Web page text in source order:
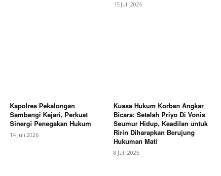
15 Juli 2026
Kapolres Pekalongan
Sambangi Kejari, Perkuat
Sinergi Penegakan Hukum
14 Juli 2026
Kuasa Hukum Korban Angkar
Bicara: Setelah Priyo Di Vonis
Seumur Hidup, Keadilan untuk
Ririn Diharapkan Berujung
Hukuman Mati
8 Juli 2026